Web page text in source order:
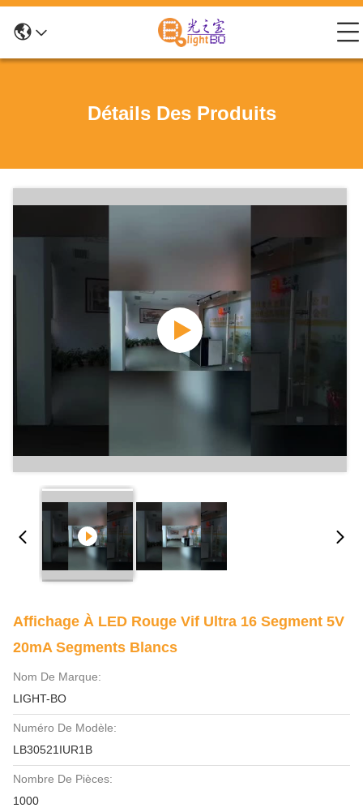
Détails Des Produits
Affichage À LED Rouge Vif Ultra 16 Segment 5V
20mA Segments Blancs
Nom De Marque:
LIGHT-BO
Numéro De Modèle:
LB30521IUR1B
Nombre De Pièces:
1000